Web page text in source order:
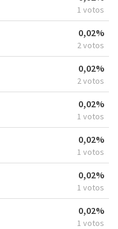
1 votos
0,02%
2 votos
0,02%
2 votos
0,02%
1 votos
0,02%
1 votos
0,02%
1 votos
0,02%
1 votos